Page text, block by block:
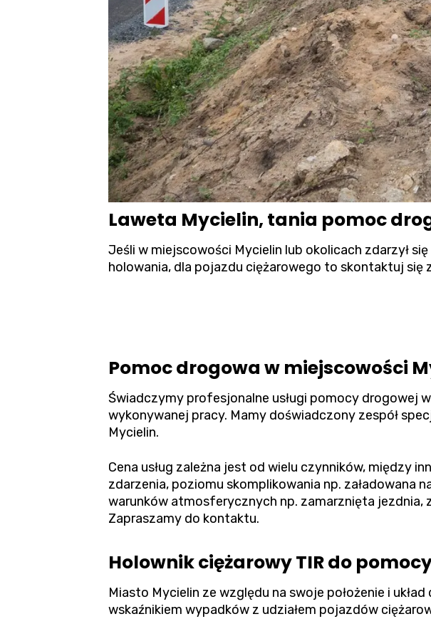
Laweta Mycielin, tania pomoc
Jeśli w miejscowości Mycielin lub okolicach zdarzył
holowania, dla pojazdu ciężarowego to skontaktuj
Pomoc drogowa w miejscowości
Świadczymy profesjonalne usługi pomocy drogowej
wykonywanej pracy. Mamy doświadczony zespół
Mycielin.
Cena usług zależna jest od wielu czynników, między
zdarzenia, poziomu skomplikowania np. załadowana
warunków atmosferycznych np. zamarznięta jezdnia,
Zapraszamy do kontaktu.
Holownik ciężarowy TIR do
Miasto Mycielin ze względu na swoje położenie i
wskaźnikiem wypadków z udziałem pojazdów